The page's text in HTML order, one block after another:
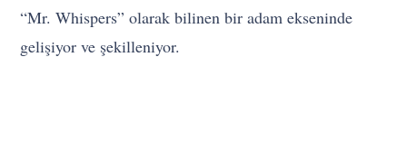
“Mr. Whispers” olarak bilinen bir adam ekseninde
gelişiyor ve şekilleniyor.